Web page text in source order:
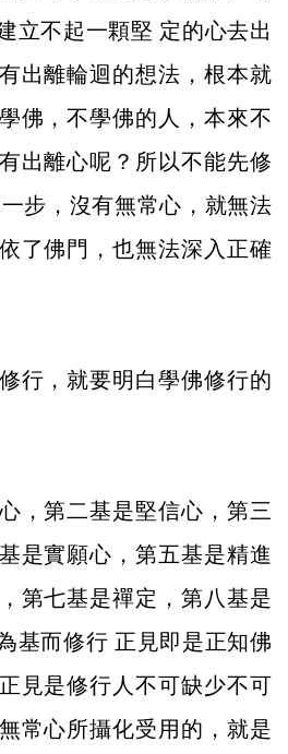
立不起一顆堅 定的心去出
出離輪迴的想法，根本就
佛，不學佛的人，本來不
出離心呢？所以不能先修
步，沒有無常心，就無法
了佛門，也無法深入正確
，就要明白學佛修行的
第二基是堅信心，第三
是實願心，第五基是精進
第七基是禪定，第八基是
基而修行 正見即是正知佛
見是修行人不可缺少不可
常心所攝化受用的，就是